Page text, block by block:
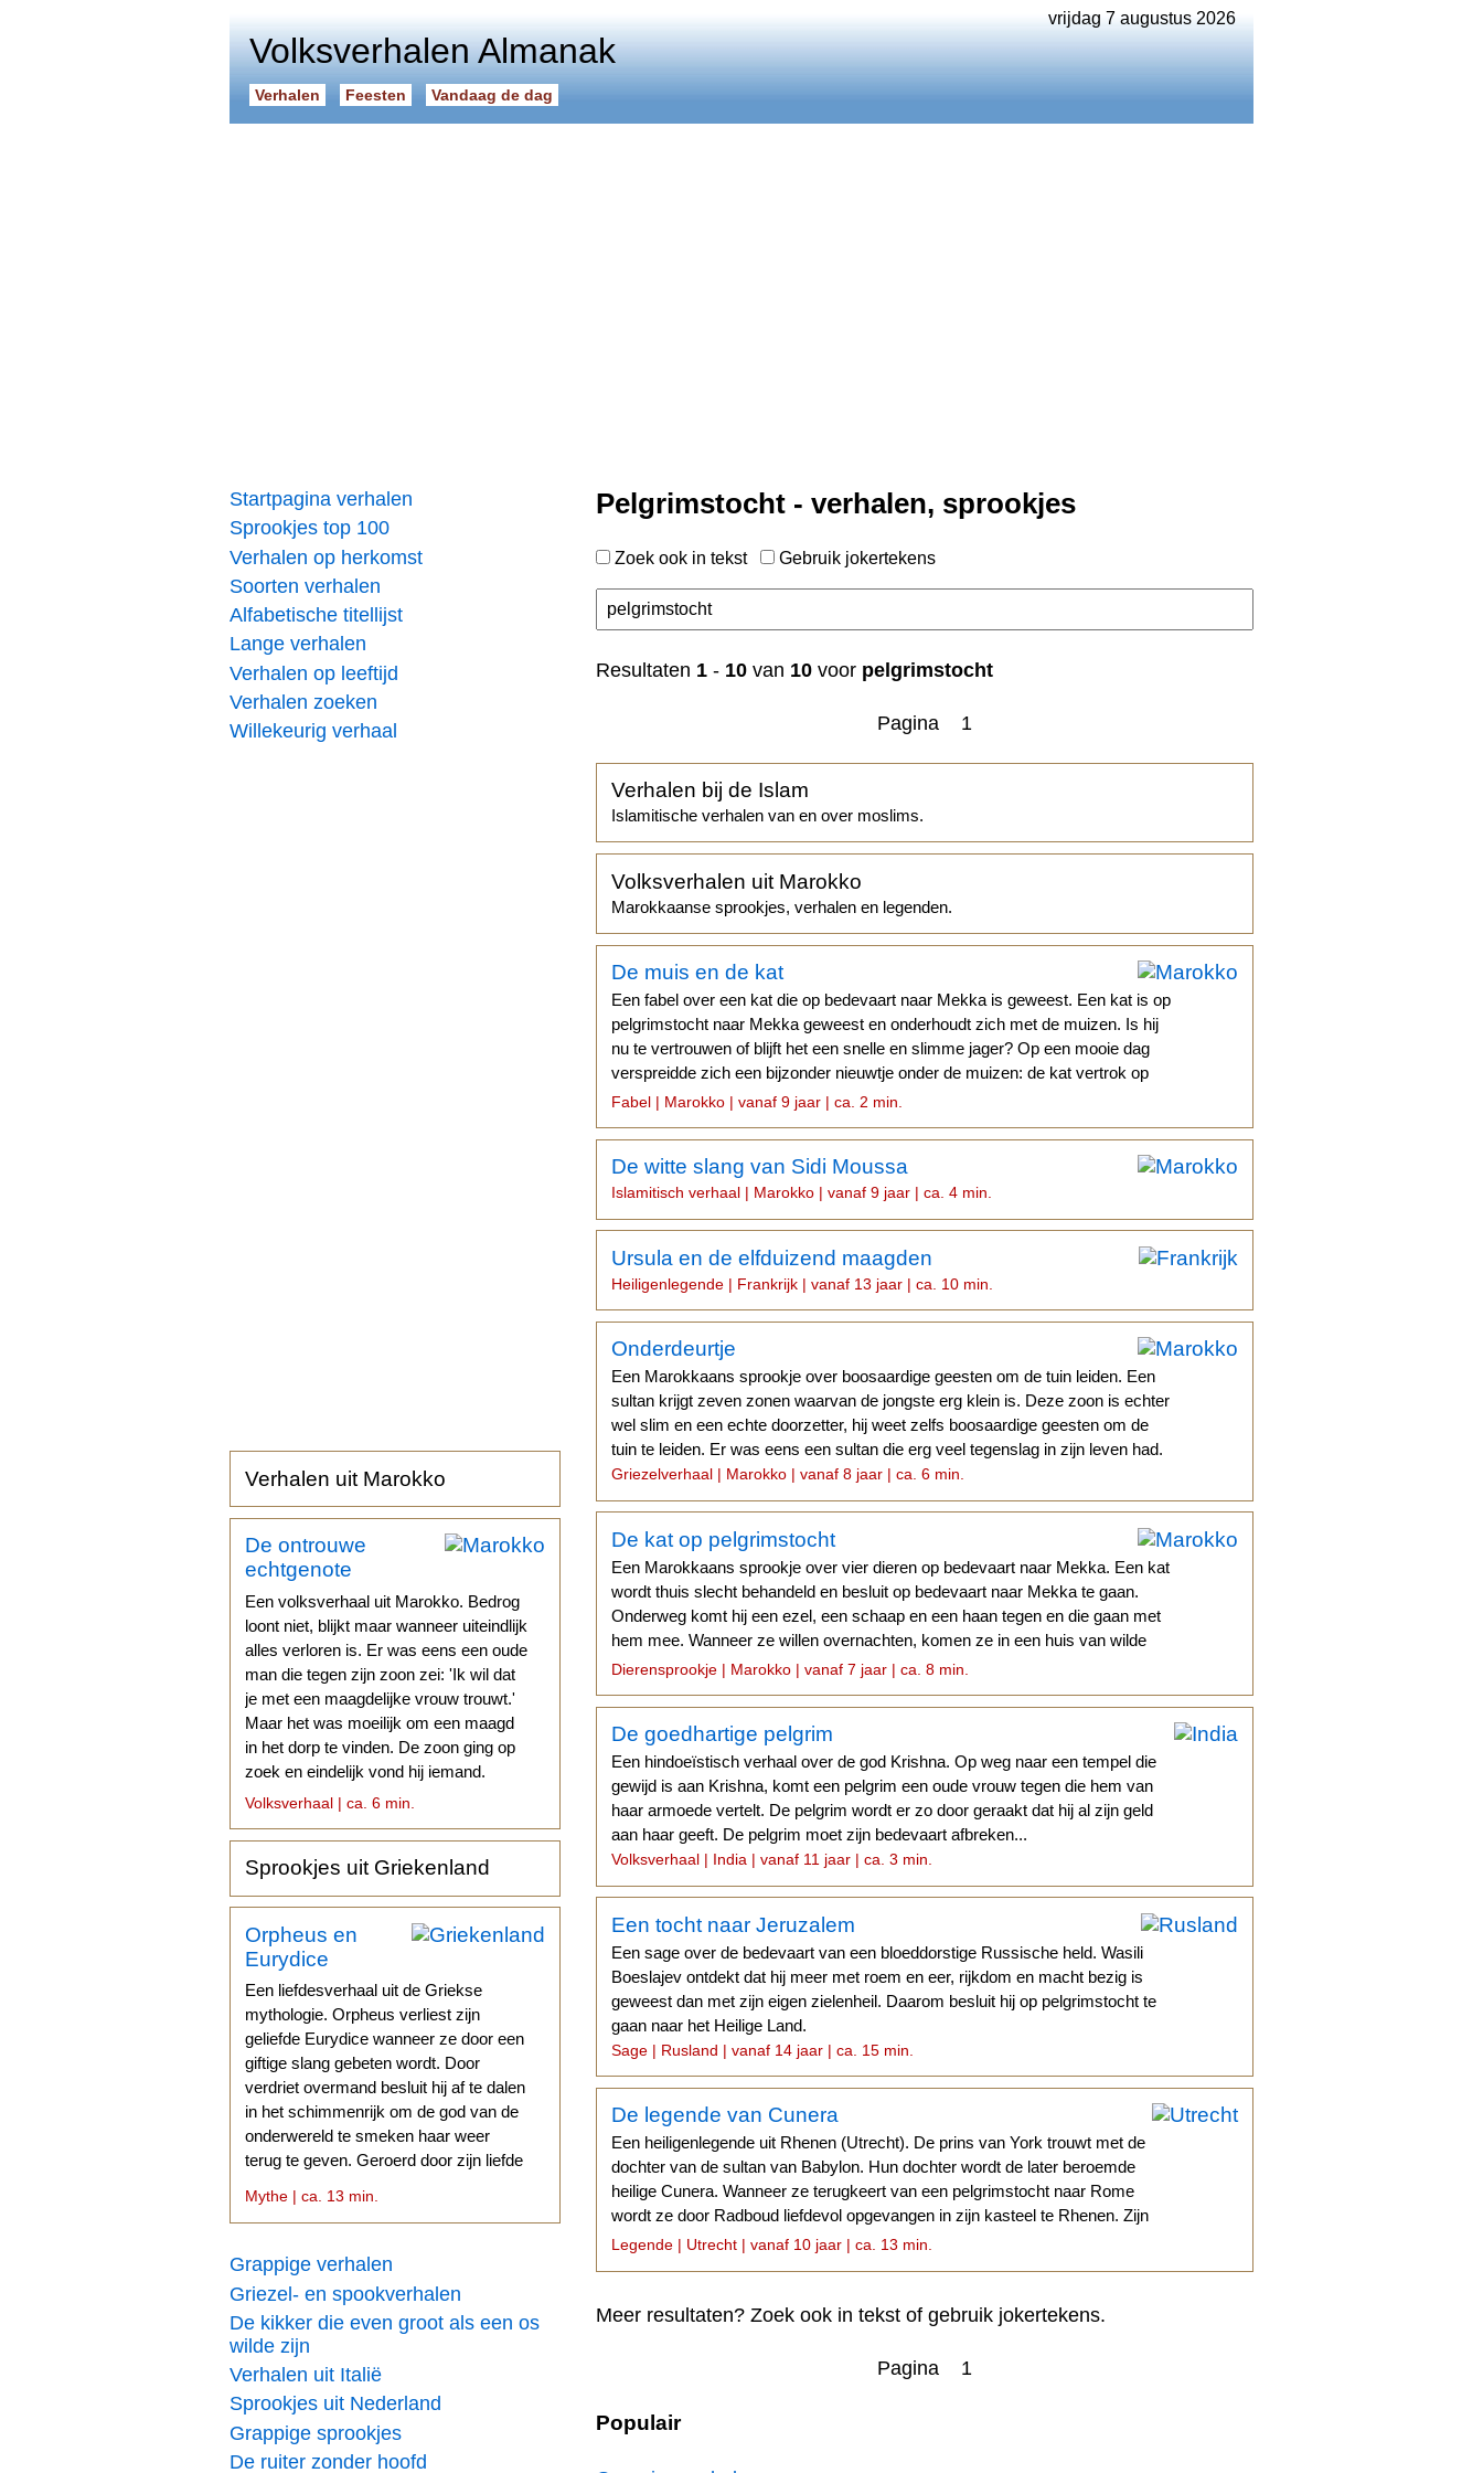
vrijdag 7 augustus 2026
Volksverhalen Almanak
Verhalen Feesten Vandaag de dag
Startpagina verhalen
Sprookjes top 100
Verhalen op herkomst
Soorten verhalen
Alfabetische titellijst
Lange verhalen
Verhalen op leeftijd
Verhalen zoeken
Willekeurig verhaal
Verhalen uit Marokko
De ontrouwe
echtgenote
Een volksverhaal uit Marokko. Bedrog
loont niet, blijkt maar wanneer uiteindlijk
alles verloren is. Er was eens een oude
man die tegen zijn zoon zei: 'Ik wil dat
je met een maagdelijke vrouw trouwt.'
Maar het was moeilijk om een maagd
in het dorp te vinden. De zoon ging op
zoek en eindelijk vond hij iemand.
Volksverhaal | ca. 6 min.
Sprookjes uit Griekenland
Orpheus en
Eurydice
Een liefdesverhaal uit de Griekse
mythologie. Orpheus verliest zijn
geliefde Eurydice wanneer ze door een
giftige slang gebeten wordt. Door
verdriet overmand besluit hij af te dalen
in het schimmenrijk om de god van de
onderwereld te smeken haar weer
terug te geven. Geroerd door zijn liefde
Mythe | ca. 13 min.
Grappige verhalen
Griezel- en spookverhalen
De kikker die even groot als een os
wilde zijn
Verhalen uit Italië
Sprookjes uit Nederland
Grappige sprookjes
De ruiter zonder hoofd
Pelgrimstocht - verhalen, sprookjes
Zoek ook in tekst Gebruik jokertekens
Resultaten 1 - 10 van 10 voor pelgrimstocht
Pagina 1
Verhalen bij de Islam
Islamitische verhalen van en over moslims.
Volksverhalen uit Marokko
Marokkaanse sprookjes, verhalen en legenden.
De muis en de kat
Een fabel over een kat die op bedevaart naar Mekka is geweest. Een kat is op
pelgrimstocht naar Mekka geweest en onderhoudt zich met de muizen. Is hij
nu te vertrouwen of blijft het een snelle en slimme jager? Op een mooie dag
verspreidde zich een bijzonder nieuwtje onder de muizen: de kat vertrok op
pelgrimstocht.
Fabel | Marokko | vanaf 9 jaar | ca. 2 min.
De witte slang van Sidi Moussa
Islamitisch verhaal | Marokko | vanaf 9 jaar | ca. 4 min.
Ursula en de elfduizend maagden
Heiligenlegende | Frankrijk | vanaf 13 jaar | ca. 10 min.
Onderdeurtje
Een Marokkaans sprookje over boosaardige geesten om de tuin leiden. Een
sultan krijgt zeven zonen waarvan de jongste erg klein is. Deze zoon is echter
wel slim en een echte doorzetter, hij weet zelfs boosaardige geesten om de
tuin te leiden. Er was eens een sultan die erg veel tegenslag in zijn leven had.
Griezelverhaal | Marokko | vanaf 8 jaar | ca. 6 min.
De kat op pelgrimstocht
Een Marokkaans sprookje over vier dieren op bedevaart naar Mekka. Een kat
wordt thuis slecht behandeld en besluit op bedevaart naar Mekka te gaan.
Onderweg komt hij een ezel, een schaap en een haan tegen en die gaan met
hem mee. Wanneer ze willen overnachten, komen ze in een huis van wilde
dieren terecht.
Dierensprookje | Marokko | vanaf 7 jaar | ca. 8 min.
De goedhartige pelgrim
Een hindoeïstisch verhaal over de god Krishna. Op weg naar een tempel die
gewijd is aan Krishna, komt een pelgrim een oude vrouw tegen die hem van
haar armoede vertelt. De pelgrim wordt er zo door geraakt dat hij al zijn geld
aan haar geeft. De pelgrim moet zijn bedevaart afbreken...
Volksverhaal | India | vanaf 11 jaar | ca. 3 min.
Een tocht naar Jeruzalem
Een sage over de bedevaart van een bloeddorstige Russische held. Wasili
Boeslajev ontdekt dat hij meer met roem en eer, rijkdom en macht bezig is
geweest dan met zijn eigen zielenheil. Daarom besluit hij op pelgrimstocht te
gaan naar het Heilige Land.
Sage | Rusland | vanaf 14 jaar | ca. 15 min.
De legende van Cunera
Een heiligenlegende uit Rhenen (Utrecht). De prins van York trouwt met de
dochter van de sultan van Babylon. Hun dochter wordt de later beroemde
heilige Cunera. Wanneer ze terugkeert van een pelgrimstocht naar Rome
wordt ze door Radboud liefdevol opgevangen in zijn kasteel te Rhenen. Zijn
vrouw is echter jaloers...
Legende | Utrecht | vanaf 10 jaar | ca. 13 min.
Meer resultaten? Zoek ook in tekst of gebruik jokertekens.
Pagina 1
Populair